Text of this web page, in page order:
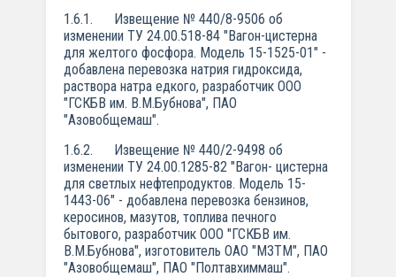
1.6.1. Извещение № 440/8-9506 об
изменении ТУ 24.00.518-84 "Вагон-цистерна
для желтого фосфора. Модель 15-1525-01" -
добавлена перевозка натрия гидроксида,
раствора натра едкого, разработчик ООО
"ГСКБВ им. В.М.Бубнова", ПАО
"Азовобщемаш".
1.6.2. Извещение № 440/2-9498 об
изменении ТУ 24.00.1285-82 "Вагон- цистерна
для светлых нефтепродуктов. Модель 15-
1443-06" - добавлена перевозка бензинов,
керосинов, мазутов, топлива печного
бытового, разработчик ООО "ГСКБВ им.
В.М.Бубнова", изготовитель ОАО "МЗТМ", ПАО
"Азовобщемаш", ПАО "Полтавхиммаш".